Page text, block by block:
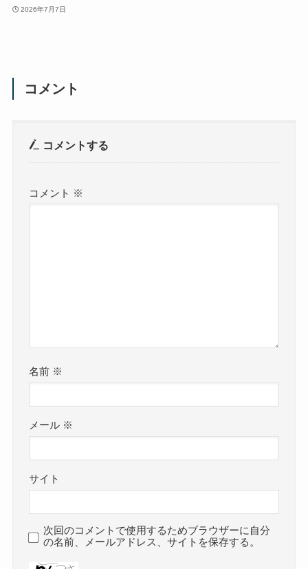
2026年7月7日
コメント
コメントする
コメント ※
名前 ※
メール ※
サイト
次回のコメントで使用するためブラウザーに自分
の名前、メールアドレス、サイトを保存する。